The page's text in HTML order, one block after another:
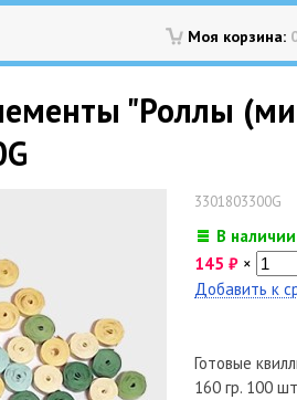
Моя корзина:
"Роллы
3301803300G
В наличии
145 ₽ ×
Добавить к
Готовые
160 гр. 100